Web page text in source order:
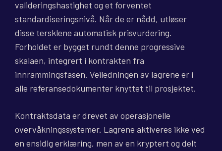
valideringshastighet og et forventet
standardiseringsnivå. Når de er nådd, utløser
disse tersklene automatisk prisvurdering.
Forholdet er bygget rundt denne progressive
skalaen, integrert i kontrakten fra
innrammingsfasen. Veiledningen av lagrene er i
alle referansedokumenter knyttet til prosjektet.
Kontraktsdata er drevet av operasjonelle
overvåkningssystemer. Lagrene aktiveres ikke ved
en ensidig erklæring, men av en kryptert og delt